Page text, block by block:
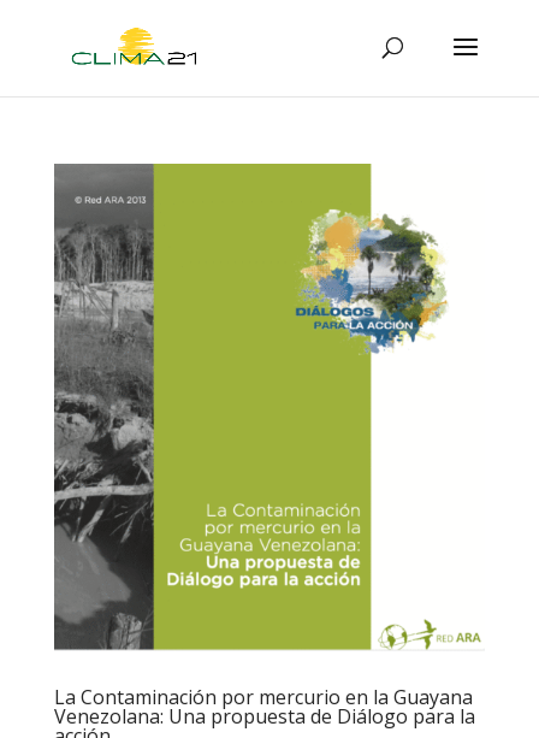
La Contaminación por mercurio en la Guayana
Venezolana: Una propuesta de Diálogo para la